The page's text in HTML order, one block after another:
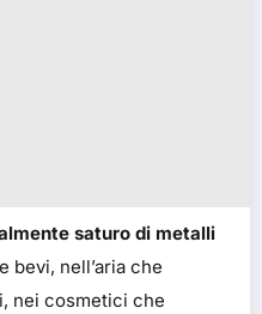
saturo di metalli
bevi, nell’aria che
nei cosmetici che